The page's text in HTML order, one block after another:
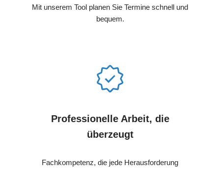
Mit unserem Tool planen Sie Termine schnell und
bequem.
Professionelle Arbeit, die
überzeugt
Fachkompetenz, die jede Herausforderung